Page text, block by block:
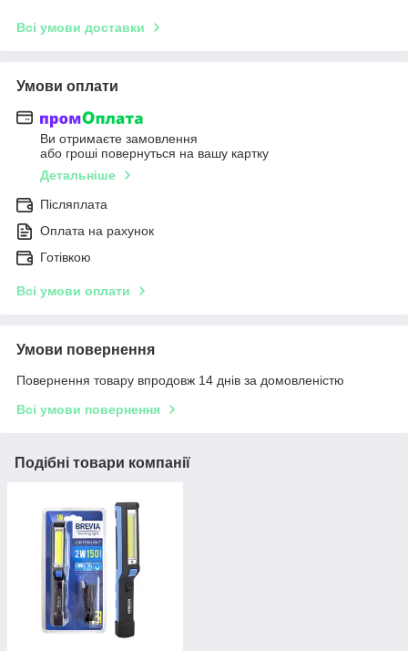
Всі умови доставки
Умови оплати
Ви отримаєте замовлення
або гроші повернуться на вашу картку
Детальніше
Післяплата
Оплата на рахунок
Готівкою
Всі умови оплати
Умови повернення
Повернення товару впродовж 14 днів за домовленістю
Всі умови повернення
Подібні товари компанії